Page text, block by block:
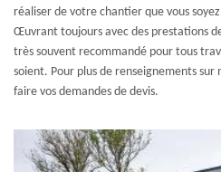
réaliser de votre chantier que vous
Œuvrant toujours avec des prestations
très souvent recommandé pour tous
soient. Pour plus de renseignements sur
faire vos demandes de devis.